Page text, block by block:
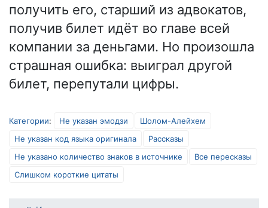
получить его, старший из адвокатов,
получив билет идёт во главе всей
компании за деньгами. Но произошла
страшная ошибка: выиграл другой
билет, перепутали цифры.
Категории: Не указан эмодзи
Шолом-Алейхем
Не указан код языка оригинала
Рассказы
Не указано количество знаков в источнике
Все пересказы
Слишком короткие цитаты